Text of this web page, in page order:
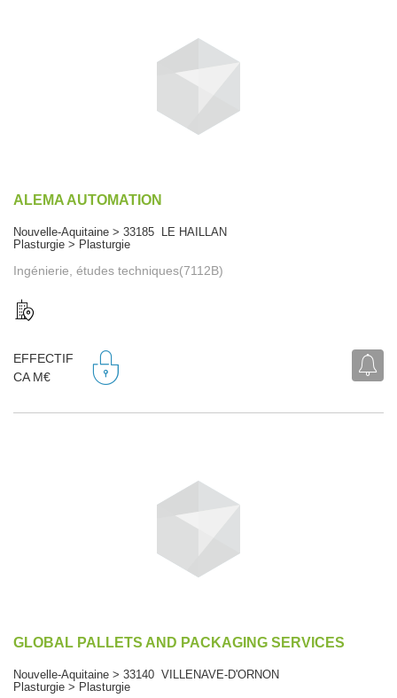
ALEMA AUTOMATION
Nouvelle-Aquitaine > 33185 LE HAILLAN
Plasturgie > Plasturgie
Ingénierie, études techniques(7112B)
EFFECTIF
CA M€
GLOBAL PALLETS AND PACKAGING SERVICES
Nouvelle-Aquitaine > 33140 VILLENAVE-D'ORNON
Plasturgie > Plasturgie